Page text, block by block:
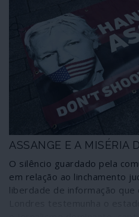
recordada porque é
democrata ou porque a
sondagens vai esfumando
não está garantido que as
democráticas e conclusivas
luz da democracia. Um país
- mas com repercussões em
restringida a dois
assassínios além-fronteiras
eleições não seriam,
sim de polícia se o mundo
docente. Mas não: os
outro, escolha o leitor se
cenário ainda há lugar para o
ASSANGE E A MISÉRIA
O silêncio guardado pela
em relação ao linchamento
liberdade de informação